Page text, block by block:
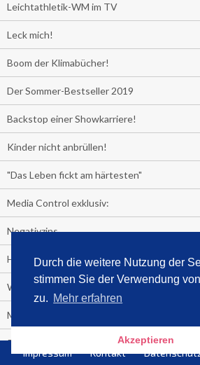
Durch die weitere Nutzung der
stimmen Sie der Verwendung
zu. Mehr erfahren
Akzeptieren
Leichtathletik-WM im TV
Leck mich!
Boom der Klimabücher!
Der Sommer-Bestseller 2019
Backstop einer Showkarriere!
Kinder nicht anbrüllen!
"Das Leben fickt am härtesten"
Media Control exklusiv:
Negativzins
Heute ist Tag des Malbuchs
Welches Auto fahren Sie?
Media Control ermittelt: Das ist der
Rammstein, "Tatort" und ein Känguru an der
Impressum
Kontakt